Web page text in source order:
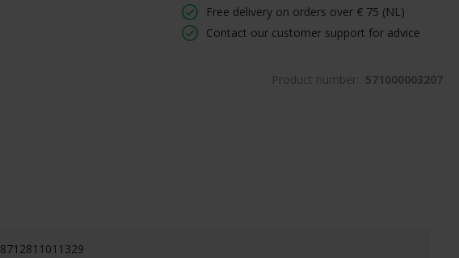
Free delivery on orders over € 75 (NL)
Contact our customer support for advice
Product number: 571000003207
8712811011329